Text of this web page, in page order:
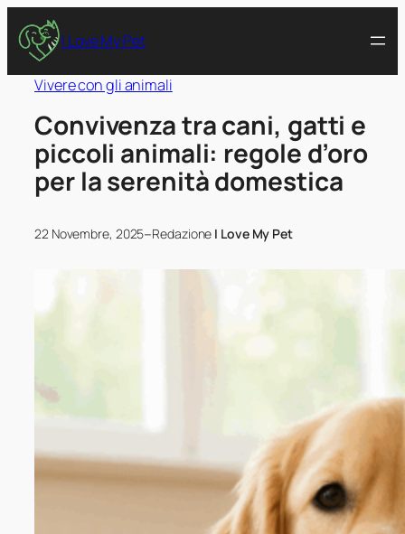
I Love My Pet
Vivere con gli animali
Convivenza tra cani, gatti e
piccoli animali: regole d’oro
per la serenità domestica
22 Novembre, 2025–Redazione I Love My Pet